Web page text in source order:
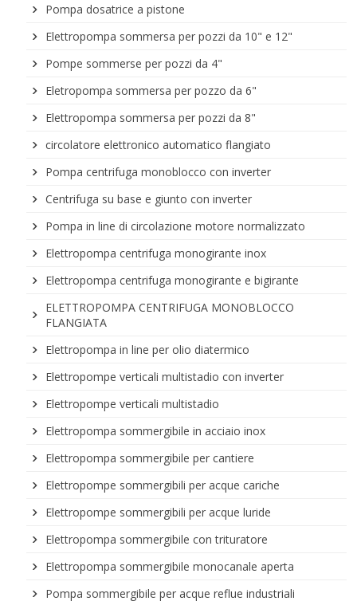
Pompa dosatrice a pistone
Elettropompa sommersa per pozzi da 10" e 12"
Pompe sommerse per pozzi da 4"
Eletropompa sommersa per pozzo da 6"
Elettropompa sommersa per pozzi da 8"
circolatore elettronico automatico flangiato
Pompa centrifuga monoblocco con inverter
Centrifuga su base e giunto con inverter
Pompa in line di circolazione motore normalizzato
Elettropompa centrifuga monogirante inox
Elettropompa centrifuga monogirante e bigirante
ELETTROPOMPA CENTRIFUGA MONOBLOCCO
FLANGIATA
Elettropompa in line per olio diatermico
Elettropompe verticali multistadio con inverter
Elettropompe verticali multistadio
Elettropompa sommergibile in acciaio inox
Elettropompa sommergibile per cantiere
Elettropompe sommergibili per acque cariche
Elettropompe sommergibili per acque luride
Elettropompa sommergibile con trituratore
Elettropompa sommergibile monocanale aperta
Pompa sommergibile per acque reflue industriali